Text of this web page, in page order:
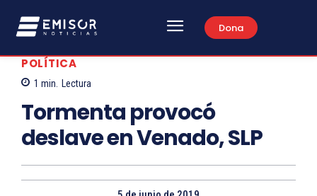
Dona
POLÍTICA
1 min. Lectura
Tormenta provocó
deslave en Venado, SLP